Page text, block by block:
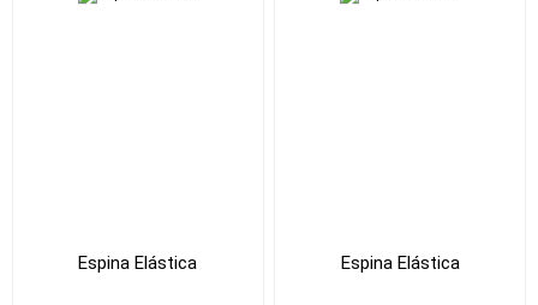
Espina Elástica Espina Elástica